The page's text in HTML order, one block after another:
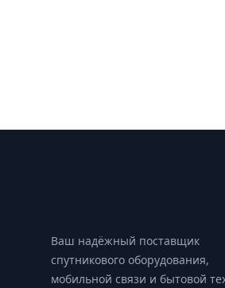
Ваш надёжный поставщик
спутникового оборудования,
мобильной связи и бытовой